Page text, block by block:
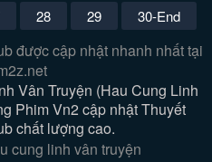
28 29 30-End
được cập nhật nhanh nhất tại
Vân Truyện (Hau Cung Linh
Phim Vn2 cập nhật Thuyết
chất lượng cao.